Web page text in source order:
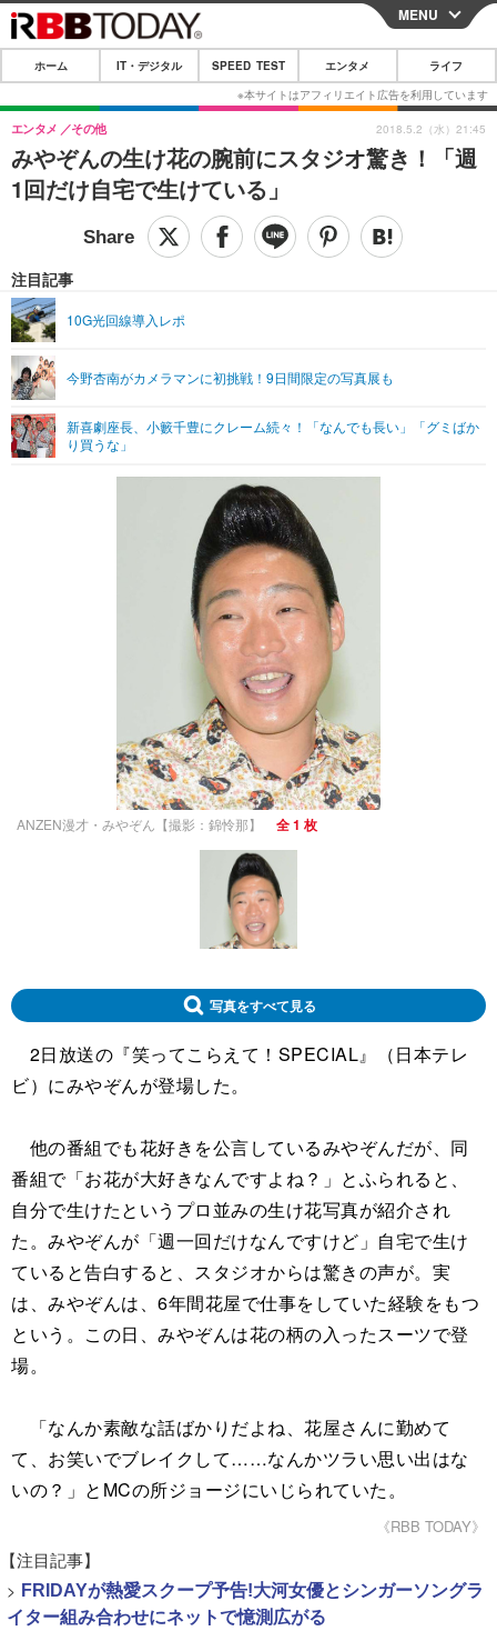
CLOSE
ホーム
IT・デジタル
IT・デジタルTOP スマートフォン
ショッピング その他
SPEED TEST
エンタメTOP 映画・ドラマ
グラビア ブログ
ショッピング その他
ライフTOP
リリース一覧
プッシュ通知の停止方法
MENU
ホーム IT・デジタル SPEED TEST エンタメ ライフ
みやぞんの生け花の腕前にスタジオ驚き！「週
1回だけ自宅で生けている」
エンタメ その他
注目記事
10G光回線導入レポ
今野杏南がカメラマンに初挑戦！9日間限定の写真展も
新喜劇座長、小籔千豊にクレーム続々！「なんでも長い」「グミばか
り買うな」
2018.5.2（水）21:45
ANZEN漫才・みやぞん【撮影：錦怜那】 全 1 枚
写真をすべて見る
2日放送の『笑ってこらえて！SPECIAL』（日本テレ
ビ）にみやぞんが登場した。
他の番組でも花好きを公言しているみやぞんだが、同
番組で「お花が大好きなんですよね？」とふられると、
自分で生けたというプロ並みの生け花写真が紹介され
た。みやぞんが「週一回だけなんですけど」自宅で生け
ていると告白すると、スタジオからは驚きの声が。実
は、みやぞんは、6年間花屋で仕事をしていた経験をもつ
という。この日、みやぞんは花の柄の入ったスーツで登
場。
「なんか素敵な話ばかりだよね、花屋さんに勤めて
て、お笑いでブレイクして……なんかツラい思い出はな
いの？」とMCの所ジョージにいじられていた。
《RBB TODAY》
【注目記事】
> FRIDAYが熱愛スクープ予告!大河女優とシンガーソングラ
イター組み合わせにネットで憶測広がる